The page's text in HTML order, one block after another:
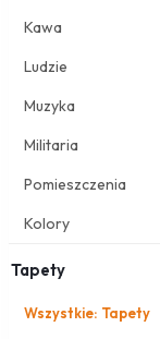
Kawa
Ludzie
Muzyka
Militaria
Pomieszczenia
Kolory
Tapety
Wszystkie: Tapety